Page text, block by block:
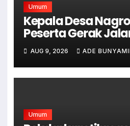
Umum
Kepala Desa
Peserta Gerak
dalam Rangka HUT
AUG 9, 2026 ADE
Umum